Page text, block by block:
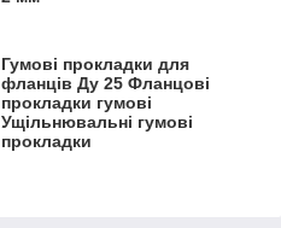
Гумові прокладки для
фланців Ду 25 Фланцові
прокладки гумові
Ущільнювальні гумові
прокладки